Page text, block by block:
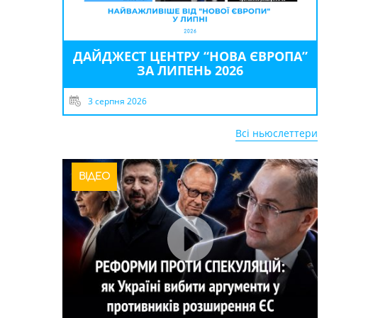
ДАЙДЖЕСТ ЦЕНТРУ “НОВА ЄВРОПА”
ЗА ЛИПЕНЬ 2026
3 серпня 2026
Всі ньюслеттери
ВІДЕО